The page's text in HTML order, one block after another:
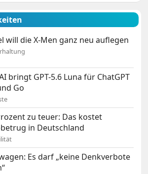
will die X-Men ganz neu auflegen
bringt GPT-5.6 Luna für ChatGPT
Go
zu teuer: Das kostet
in Deutschland
Es darf „keine Denkverbote